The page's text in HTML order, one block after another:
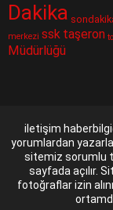
Dakika
merkezi ssk taşeron
Müdürlüğü
iletişim
yorumlardan
sitemiz sorumlu
sayfada açılır.
fotoğraflar izin